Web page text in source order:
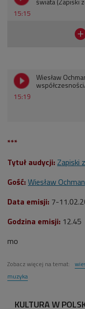
15:15
15:19
Wiesław
***
Tytuł audycji: Zapiski
Gość: Wiesław Ochman
Data emisji: 7-11.02
Godzina emisji: 12.45
mo
Zobacz więcej na temat:
muzyka
KULTURA W